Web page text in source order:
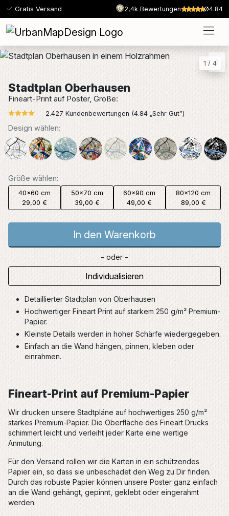
Gratis Versand 2,4k Bewertungen Ø4.84
1 / 4
2.427 Kundenbewertungen (4.84 „Sehr Gut”)
Stadtplan Oberhausen
Fineart-Print auf Poster, Größe:
Detaillierter Stadtplan von Oberhausen
Hochwertiger Fineart Print auf starkem 250 g/m² Premium-
Papier.
Kleinste Details werden in hoher Schärfe wiedergegeben.
Einfach an die Wand hängen, pinnen, kleben oder
einrahmen.
Design wählen:
Größe wählen:
40x60 cm
29,00 €
50x70 cm
39,00 €
60x90 cm
49,00 €
80x120 cm
89,00 €
In den Warenkorb
- oder -
Individualisieren
Fineart-Print auf Premium-Papier
Wir drucken unsere Stadtpläne auf hochwertiges 250 g/m²
starkes Premium-Papier. Die Oberfläche des Fineart Drucks
schimmert leicht und verleiht jeder Karte eine wertige
Anmutung.
Für den Versand rollen wir die Karten in ein schützendes
Papier ein, so dass sie unbeschadet den Weg zu Dir finden.
Durch das robuste Papier können unsere Poster ganz einfach
an die Wand gehängt, gepinnt, geklebt oder eingerahmt
werden.